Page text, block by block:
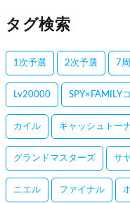
タグ検索
1次予選 2次予選 7
Lv20000 SPY×FAMILY
カイル キャッシュトー
グランドマスターズ サ
ニエル ファイナル